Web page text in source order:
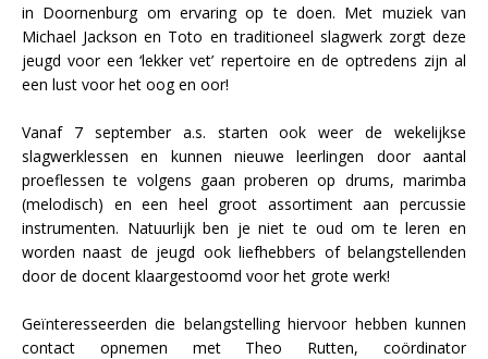
in Doornenburg om ervaring op te doen. Met muziek van
Michael Jackson en Toto en traditioneel slagwerk zorgt deze
jeugd voor een ‘lekker vet’ repertoire en de optredens zijn al
een lust voor het oog en oor!
Vanaf 7 september a.s. starten ook weer de wekelijkse
slagwerklessen en kunnen nieuwe leerlingen door aantal
proeflessen te volgens gaan proberen op drums, marimba
(melodisch) en een heel groot assortiment aan percussie
instrumenten. Natuurlijk ben je niet te oud om te leren en
worden naast de jeugd ook liefhebbers of belangstellenden
door de docent klaargestoomd voor het grote werk!
Geïnteresseerden die belangstelling hiervoor hebben kunnen
contact opnemen met Theo Rutten, coördinator